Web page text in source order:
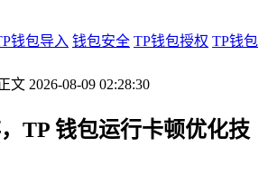
钱包导入 钱包安全 TP钱包授权 TP钱包
文 2026-08-09 02:28:30
TP 钱包运行卡顿优化技